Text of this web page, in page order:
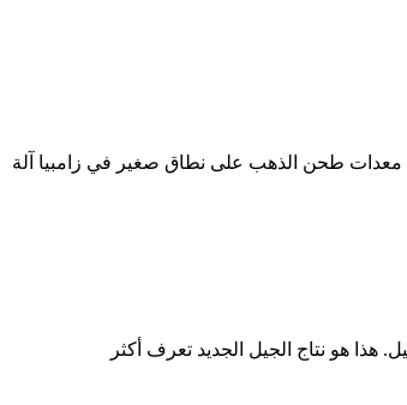
معدات طحن الذهب على نطاق صغير في زامبيا آلة